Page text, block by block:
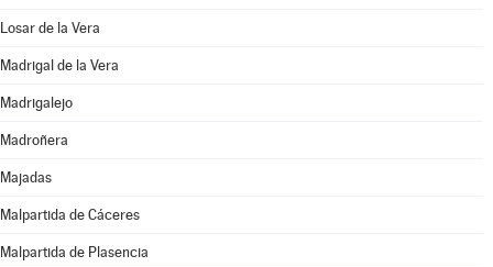
Losar de la Vera
Madrigal de la Vera
Madrigalejo
Madroñera
Majadas
Malpartida de Cáceres
Malpartida de Plasencia